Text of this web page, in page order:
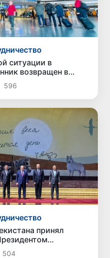
ситуации в
возвращен в
596
принял
мероприятий ЕАЭС
504